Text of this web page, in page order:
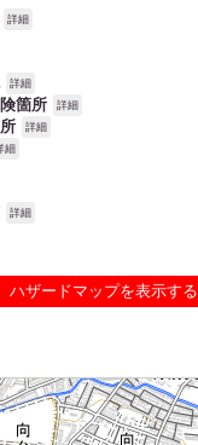
詳細
詳細
箇所 詳細
詳細
細
詳細
ハザードマップを表示する